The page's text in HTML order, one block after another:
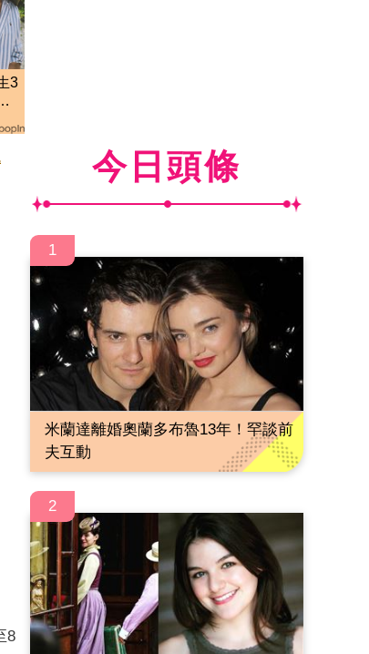
3
8
今日頭條
1
米蘭達離婚奧蘭多布魯13年！罕談前
夫互動
2